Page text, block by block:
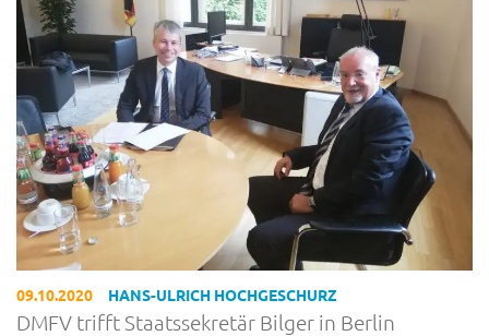
09.10.2020 HANS-ULRICH HOCHGESCHURZ
DMFV trifft Staatssekretär Bilger in Berlin